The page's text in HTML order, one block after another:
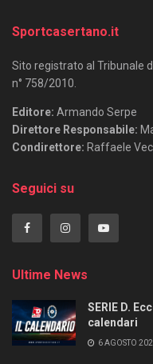
Sportcasertano.it
Sito registrato al Tribunale
n° 758/2010.
Editore: Armando Serpe
Direttore Responsabile:
Condirettore: Raffaele
Seguici su
Ultime News
SERIE D.
calendari
6 AGOSTO